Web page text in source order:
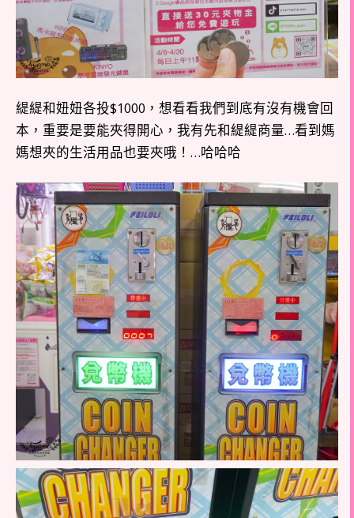
緹緹和妞妞各投$1000，想看看我們到底有沒有機會回
本，重要是要能夾得開心，我有先和緹緹商量…看到媽
媽想夾的生活用品也要夾哦！…哈哈哈